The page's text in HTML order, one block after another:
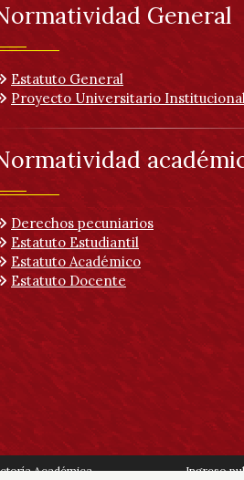
General
Estatuto General
Proyecto Universitario
Derechos pecuniarios
Estatuto Estudiantil
Estatuto Académico
Estatuto Docente
Académica Ingreso